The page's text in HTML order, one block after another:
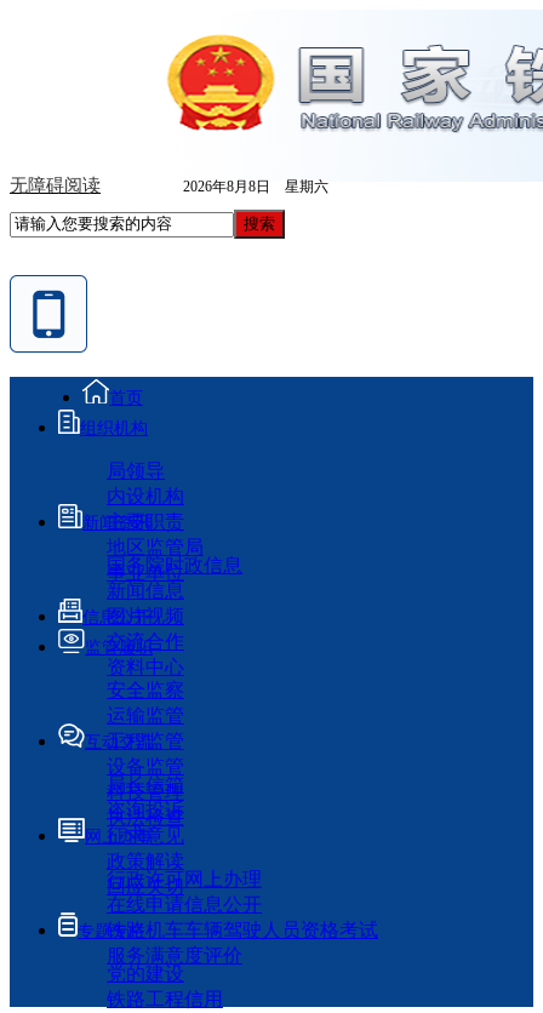
无障碍阅读 2026年8月8日 星期六
首页
组织机构
局领导
内设机构
主要职责
地区监管局
事业单位
新闻资讯
国务院时政信息
新闻信息
图片视频
交流合作
资料中心
信息公开
监管履职
安全监察
运输监管
工程监管
设备监管
科技管理
执法检查
互动交流
局长信箱
咨询投诉
征求意见
政策解读
回应关切
网上办事
行政许可网上办理
在线申请信息公开
铁路机车车辆驾驶人员资格考试
服务满意度评价
专题专栏
党的建设
铁路工程信用